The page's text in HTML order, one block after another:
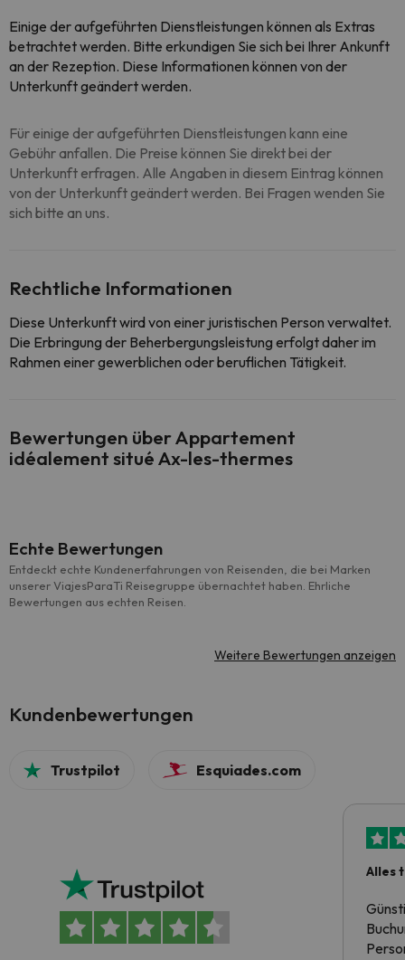
Einige der aufgeführten Dienstleistungen können als Extras
betrachtet werden. Bitte erkundigen Sie sich bei Ihrer Ankunft
an der Rezeption. Diese Informationen können von der
Unterkunft geändert werden.
Für einige der aufgeführten Dienstleistungen kann eine
Gebühr anfallen. Die Preise können Sie direkt bei der
Unterkunft erfragen. Alle Angaben in diesem Eintrag können
von der Unterkunft geändert werden. Bei Fragen wenden Sie
sich bitte an uns.
Rechtliche Informationen
Diese Unterkunft wird von einer juristischen Person verwaltet.
Die Erbringung der Beherbergungsleistung erfolgt daher im
Rahmen einer gewerblichen oder beruflichen Tätigkeit.
Bewertungen über Appartement
idéalement situé Ax-les-thermes
Echte Bewertungen
Entdeckt echte Kundenerfahrungen von Reisenden, die bei Marken
unserer ViajesParaTi Reisegruppe übernachtet haben. Ehrliche
Bewertungen aus echten Reisen.
Weitere Bewertungen anzeigen
Kundenbewertungen
Trustpilot Esquiades.com
Alles